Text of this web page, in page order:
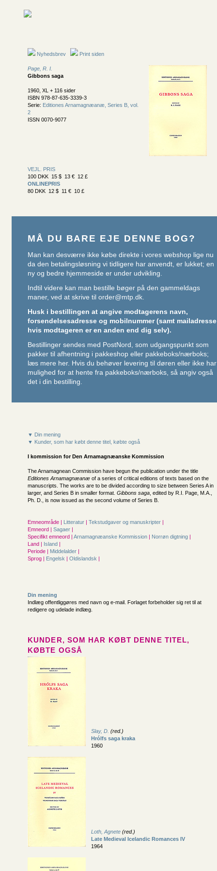
Nyhedsbrev Print siden
Page, R. I.
Gibbons saga
1960, XL + 116 sider
ISBN 978-87-635-3339-3
Serie: Editiones Arnamagnæanæ, Series B, vol.
2
ISSN 0070-9077
VEJL. PRIS
100 DKK 15 $ 13 € 12 £
ONLINEPRIS
80 DKK 12 $ 11 € 10 £
MÅ DU BARE EJE DENNE BOG?
Man kan desværre ikke købe direkte i vores webshop lige nu
da den betalingsløsning vi tidligere har anvendt, er lukket; en
ny og bedre hjemmeside er under udvikling.
Indtil videre kan man bestille bøger på den gammeldags
maner, ved at skrive til order@mtp.dk.
Husk i bestillingen at angive modtagerens navn,
forsendelsesadresse og mobilnummer (samt mailadresse
hvis modtageren er en anden end dig selv).
Bestillinger sendes med PostNord, som udgangspunkt som
pakker til afhentning i pakkeshop eller pakkeboks/nærboks;
læs mere her. Hvis du behøver levering til døren eller ikke har
mulighed for at hente fra pakkeboks/nærboks, så angiv også
det i din bestilling.
▼ Din mening
▼ Kunder, som har købt denne titel, købte også
I kommission forDen Arnamagnæanske Kommission
The Arnamagnean Commission have begun the publication under the title
Editiones Arnamagnæanæ of a series of critical editions of texts based on the
manuscripts. The works are to be divided according to size between Series A in
larger, and Series B in smaller format. Gibbons saga , edited by R.I. Page, M.A.,
Ph. D., is now issued as the second volume of Series B.
Emneområde | Litteratur | Tekstudgaver og manuskripter |
Emneord | Sagaer |
Specifikt emneord | Arnamagnæanske Kommission | Norrøn digtning |
Land | Island |
Periode | Middelalder |
Sprog | Engelsk | Oldislandsk |
Din mening
Indlæg offentliggøres med navn og e-mail. Forlaget forbeholder sig ret til at
redigere og udelade indlæg.
KUNDER, SOM HAR KØBT DENNE TITEL,
KØBTE OGSÅ
Slay, D. (red.)
Hrólfs saga kraka
1960
Loth, Agnete (red.)
Late Medieval Icelandic Romances IV
1964